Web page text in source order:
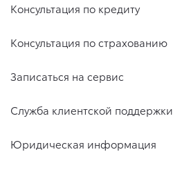
Консультация по кредиту
Консультация по страхованию
Записаться на сервис
Служба клиентской поддержки
Юридическая информация